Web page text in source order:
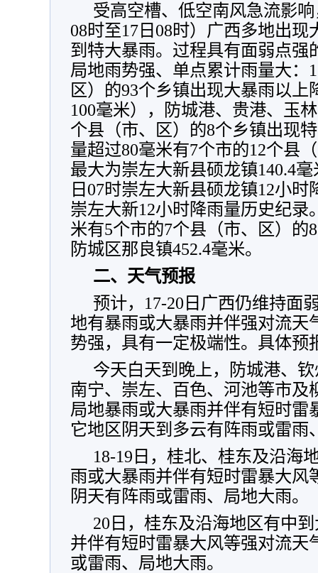
受高空槽、低空南风急流影
08时至17日08时）广西多地出
到特大暴雨。过程具有面弱点强
局地雨势强、单点累计雨量大：
区）的93个乡镇出现大暴雨以上
100毫米），防城港、贵港、玉
个县（市、区）的8个乡镇出现
量超过80毫米有7个市的12个县
最大为崇左大新县硕龙镇140.4
日07时崇左大新县硕龙镇12小
崇左大新12小时降雨量历史纪录
米有5个市的7个县（市、区）的
防城区那良镇452.4毫米。
二、天气预报
预计，17-20日广西仍维持面
地有暴雨或大暴雨并伴强对流天
势强，具有一定极端性。具体预
今天白天到晚上，防城港、
南宁、崇左、百色、河池等市及
局地暴雨或大暴雨并伴有短时雷
它地区阴天到多云有阵雨或雷雨
18-19日，桂北、桂东及沿海
雨或大暴雨并伴有短时雷暴大风
阴天有阵雨或雷雨、局地大雨。
20日，桂东及沿海地区有中
并伴有短时雷暴大风等强对流天
或雷雨、局地大雨。